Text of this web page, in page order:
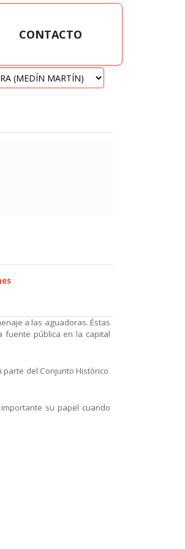
CONTACTO
a las aguadoras. Éstas
fuente pública en la capital
del Conjunto Histórico
su papel cuando